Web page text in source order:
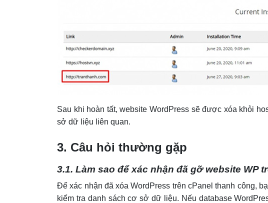
Sau khi hoàn tất, website WordPress sẽ được xóa khỏi
sở dữ liệu liên quan.
3. Câu hỏi thường gặp
3.1. Làm sao để xác nhận đã gỡ website WP
Để xác nhận đã xóa WordPress trên cPanel thanh công,
kiểm tra danh sách cơ sở dữ liệu. Nếu database